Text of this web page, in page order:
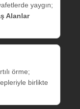
yaygın;
Alanlar
örme;
birlikte